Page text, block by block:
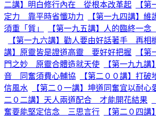
二講】明白修行內在 從根本改革起
【
定力 靠平時省懺功力
【第一九四講】
須重「質」
【第一九五講】人的臨終一
【第一九六講】勸人要由好話著手 再相
講】原靈皆是證道高靈 要好好把握
【
門之妙 原靈合體造就天使
【第一九九講
音 同奮須費心輔協
【第二００講】打
信風水
【第二０一講】坤道同奮宜以耐心
二０二講】天人兩道配合 才能開花結果
奮要能堅定信念 三思言行
【第二０四